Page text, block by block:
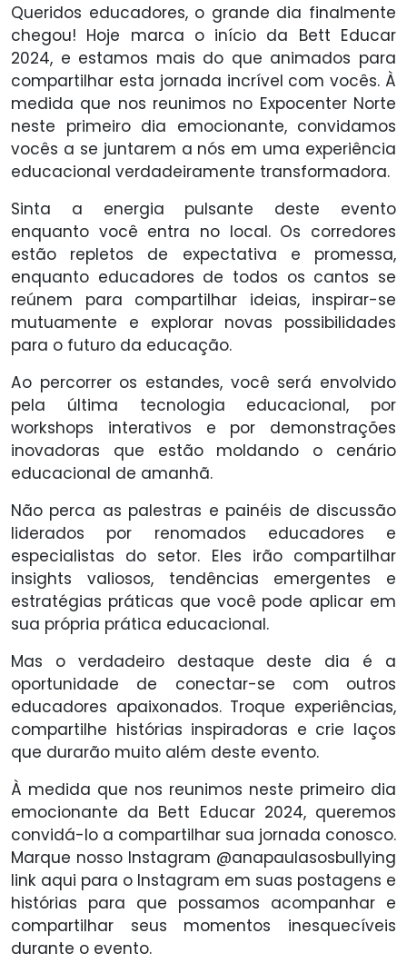
Queridos educadores, o grande dia finalmente
chegou! Hoje marca o início da Bett Educar
2024, e estamos mais do que animados para
compartilhar esta jornada incrível com vocês. À
medida que nos reunimos no Expocenter Norte
neste primeiro dia emocionante, convidamos
vocês a se juntarem a nós em uma experiência
educacional verdadeiramente transformadora.
Sinta a energia pulsante deste evento
enquanto você entra no local. Os corredores
estão repletos de expectativa e promessa,
enquanto educadores de todos os cantos se
reúnem para compartilhar ideias, inspirar-se
mutuamente e explorar novas possibilidades
para o futuro da educação.
Ao percorrer os estandes, você será envolvido
pela última tecnologia educacional, por
workshops interativos e por demonstrações
inovadoras que estão moldando o cenário
educacional de amanhã.
Não perca as palestras e painéis de discussão
liderados por renomados educadores e
especialistas do setor. Eles irão compartilhar
insights valiosos, tendências emergentes e
estratégias práticas que você pode aplicar em
sua própria prática educacional.
Mas o verdadeiro destaque deste dia é a
oportunidade de conectar-se com outros
educadores apaixonados. Troque experiências,
compartilhe histórias inspiradoras e crie laços
que durarão muito além deste evento.
À medida que nos reunimos neste primeiro dia
emocionante da Bett Educar 2024, queremos
convidá-lo a compartilhar sua jornada conosco.
Marque nosso Instagram @anapaulasosbullying
link aqui para o Instagram em suas postagens e
histórias para que possamos acompanhar e
compartilhar seus momentos inesquecíveis
durante o evento.